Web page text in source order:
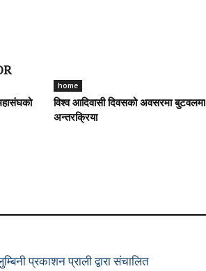
home
विश्व आदिवासी दिवसको अवसरमा बुटवलमा
अन्तरक्रिया
प्रकाशन प्राली द्वारा संचालित